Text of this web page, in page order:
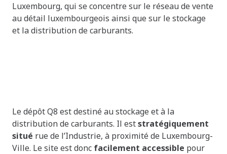
Luxembourg, qui se concentre sur le réseau de vente
au détail luxembourgeois ainsi que sur le stockage
et la distribution de carburants.
Le dépôt Q8 est destiné au stockage et à la
distribution de carburants. Il eststratégiquement
situé rue de l’Industrie, à proximité de Luxembourg-
Ville. Le site est donc facilement accessible pour